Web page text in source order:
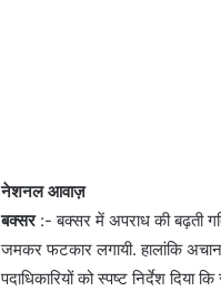
नेशनल आवाज़
बक्सर:- बक्सर में अपराध की बढ़ती
जमकर फटकार लगायी. हालांकि
पदाधिकारियों को स्पष्ट निर्देश